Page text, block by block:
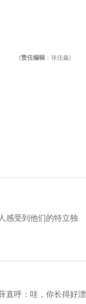
(责任编辑 ：张佳鑫)
感受到他们的特立独
直呼：哇，你长得好漂